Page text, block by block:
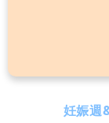
妊娠週